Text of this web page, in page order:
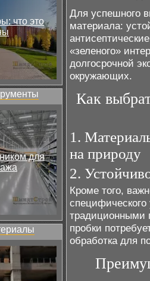
что это
для
Для успешного
материала:
«зеленого»
долгосрочной
окружающих.
Как
1.
на природу
2.
Кроме того,
традиционными
пробки
обработка для